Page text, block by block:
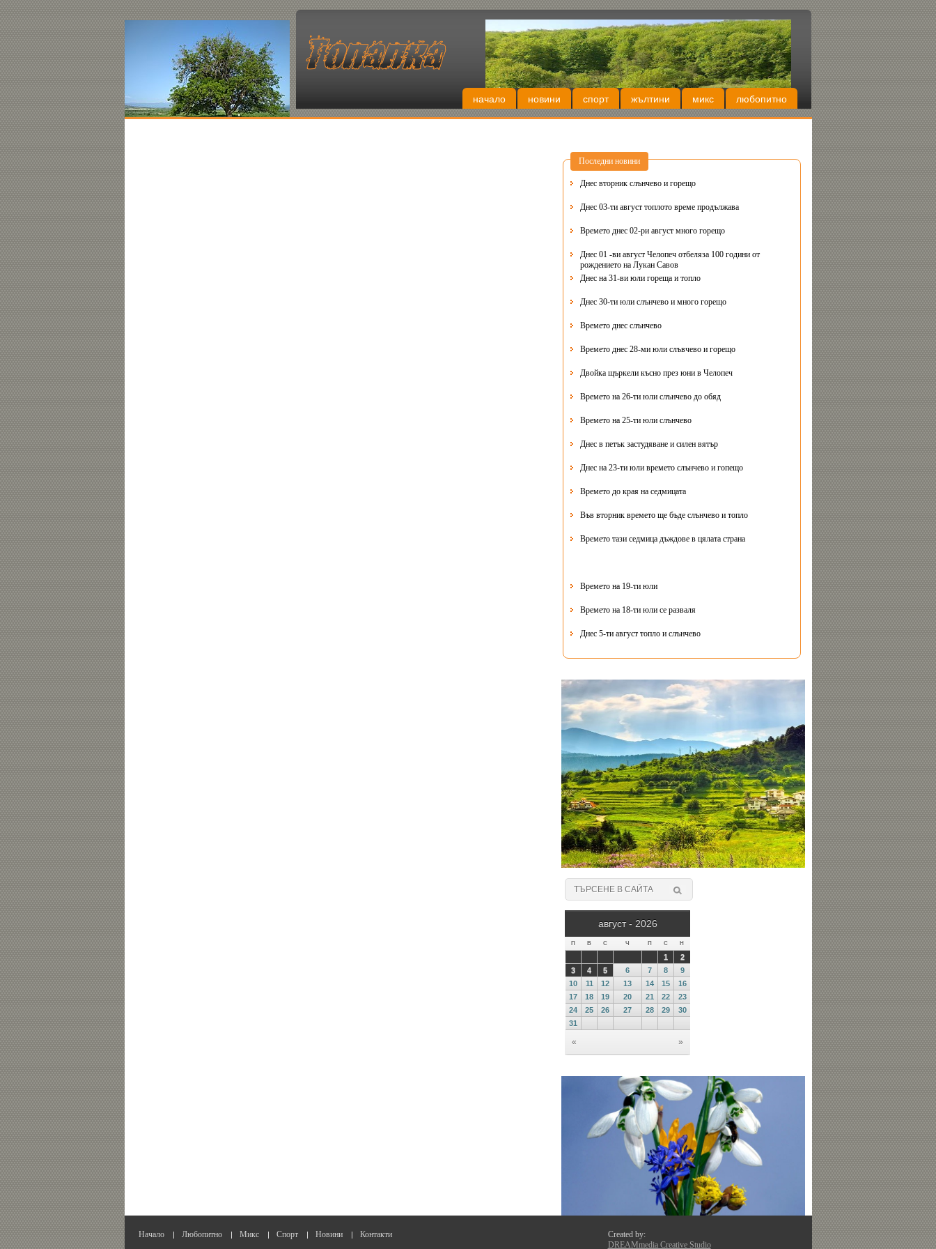
начало новини спорт жълтини микс любопитно
Последни новини
Днес вторник слънчево и горещо
Днес 03-ти август топлото време продължава
Времето днес 02-ри август много горещо
Днес 01 -ви август Челопеч отбеляза 100 години от
рождението на Лукан Савов
Днес на 31-ви юли гореща и топло
Днес 30-ти юли слънчево и много горещо
Времето днес слънчево
Времето днес 28-ми юли слъвчево и горещо
Двойка щъркели късно през юни в Челопеч
Времето на 26-ти юли слънчево до обяд
Времето на 25-ти юли слънчево
Днес в петък застудяване и силен вятър
Днес на 23-ти юли времето слънчево и гопещо
Времето до края на седмицата
Във вторник времето ще бъде слънчево и топло
Времето тази седмица дъждове в цялата страна
Времето на 19-ти юли
Времето на 18-ти юли се разваля
Днес 5-ти август топло и слънчево
Начало Любопитно Микс Спорт Новини Контакти
Created by:
DREAMmedia Creative Studio